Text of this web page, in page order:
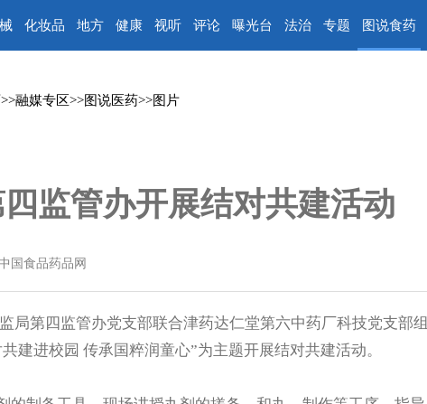
化妆品 地方 健康 视听 评论 曝光台 法治 专题 图说食药
>>融媒专区>>图说医药>>图片
监管办开展结对共建活动
国食品药品网
第四监管办党支部联合津药达仁堂第六中药厂科技党支部组
建进校园 传承国粹润童心”为主题开展结对共建活动。